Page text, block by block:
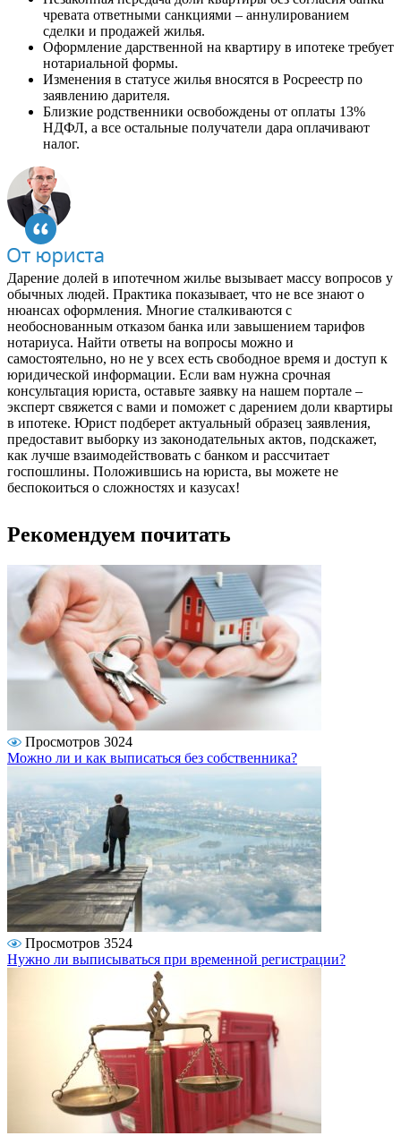
чревата ответными санкциями – аннулированием
сделки и продажей жилья.
Оформление дарственной на квартиру в ипотеке требует
нотариальной формы.
Изменения в статусе жилья вносятся в Росреестр по
заявлению дарителя.
Близкие родственники освобождены от оплаты 13%
НДФЛ, а все остальные получатели дара оплачивают
налог.
Дарение долей в ипотечном жилье вызывает массу вопросов у
обычных людей. Практика показывает, что не все знают о
нюансах оформления. Многие сталкиваются с
необоснованным отказом банка или завышением тарифов
нотариуса. Найти ответы на вопросы можно и
самостоятельно, но не у всех есть свободное время и доступ к
юридической информации. Если вам нужна срочная
консультация юриста, оставьте заявку на нашем портале –
эксперт свяжется с вами и поможет с дарением доли квартиры
в ипотеке. Юрист подберет актуальный образец заявления,
предоставит выборку из законодательных актов, подскажет,
как лучше взаимодействовать с банком и рассчитает
госпошлины. Положившись на юриста, вы можете не
беспокоиться о сложностях и казусах!
Рекомендуем почитать
Просмотров 3024
Можно ли и как выписаться без собственника?
Просмотров 3524
Нужно ли выписываться при временной регистрации?